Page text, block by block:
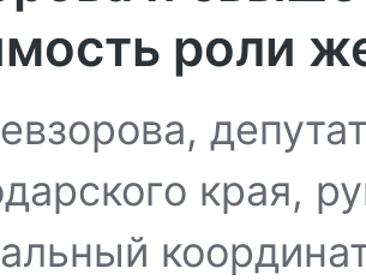
роли
края,